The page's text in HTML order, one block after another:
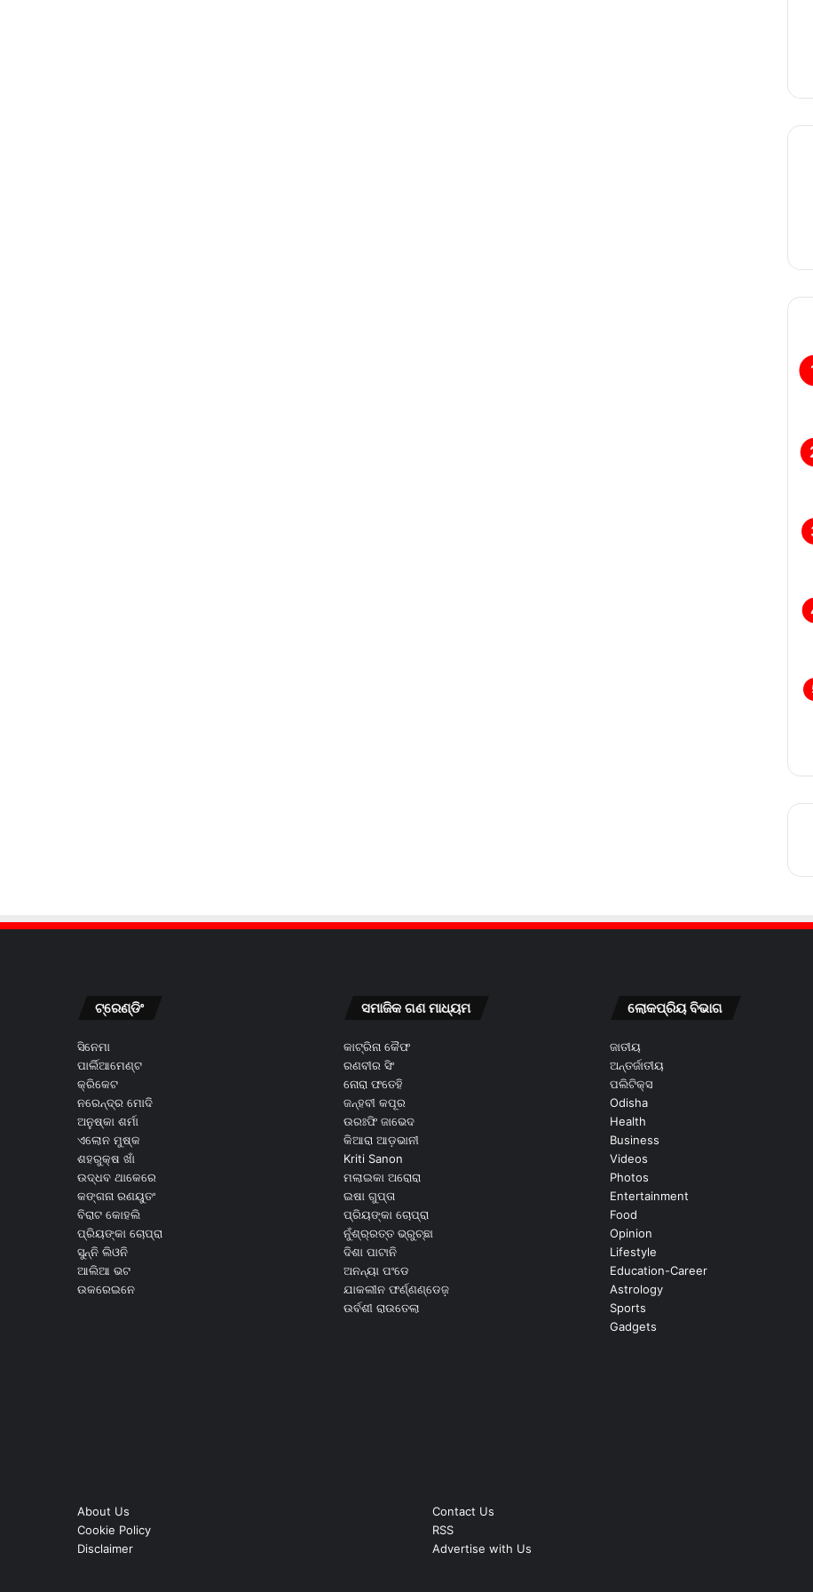
ଟ୍ରେଣ୍ଡିଂ
ସିନେମା
ପାର୍ଲିଆମେଣ୍ଟ
କ୍ରିକେଟ
ନରେନ୍ଦ୍ର ମୋଦି
ଅନୁଷ୍କା ଶର୍ମା
ଏଲୋନ ମୁଷ୍କ
ଶହରୁକ୍ଷ ଖାଁ
ଉଦ୍ଧବ ଥାକେରେ
କଙ୍ଗନା ରଣୟୁତଂ
ବିରାଟ କୋହଲି
ପ୍ରିୟଙ୍କା ଚୋପ୍ରା
ସୁନ୍ନି ଲିଓନି
ଆଲିଆ ଭଟ
ଉକରେଇନେ
ସମାଜିକ ଗଣ ମାଧ୍ୟମ
କାଟ୍ରିନା କୈଫ
ରଣବୀର ସିଂ
ନୋରା ଫତେହି
ଜନ୍ହବୀ କପୂର
ଉରଃଫି ଜାଭେଦ
କିଆରା ଆଡ଼ଭାନୀ
Kriti Sanon
ମଲାଇକା ଅରୋରା
ଇଷା ଗୁପ୍ତା
ପ୍ରିୟଙ୍କା ଚୋପ୍ରା
ନୁଁଶ୍ର୍ରତ୍ତ ଭ୍ରୁଚ୍ଛା
ଦିଶା ପାଟାନି
ଅନନ୍ୟା ପଂଡେ
ଯାକଲୀନ ଫର୍ଣ୍ଣଣ୍ଡେଜ଼
ଉର୍ବଶୀ ରାଉତେଲା
ଲୋକପ୍ରିୟ ବିଭାଗ
ଜାତୀୟ
ଅନ୍ତର୍ଜାତୀୟ
ପଲିଟିକ୍ସ
Odisha
Health
Business
Videos
Photos
Entertainment
Food
Opinion
Lifestyle
Education-Career
Astrology
Sports
Gadgets
About Us
Cookie Policy
Disclaimer
Contact Us
RSS
Advertise with Us